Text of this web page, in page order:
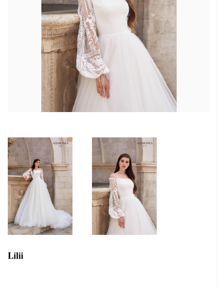
Lilii